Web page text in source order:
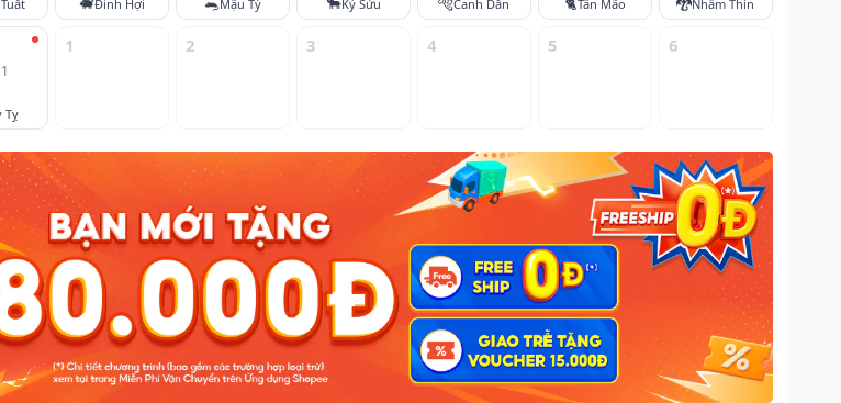
Đinh Hợi Mậu Tý Kỷ Sửu Canh Dần Tân Mão Nhâm Thìn
Tỵ
1 2 3 4 5 6